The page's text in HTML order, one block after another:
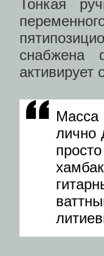
Тонкая
снабжена
активирует
Масса
лично